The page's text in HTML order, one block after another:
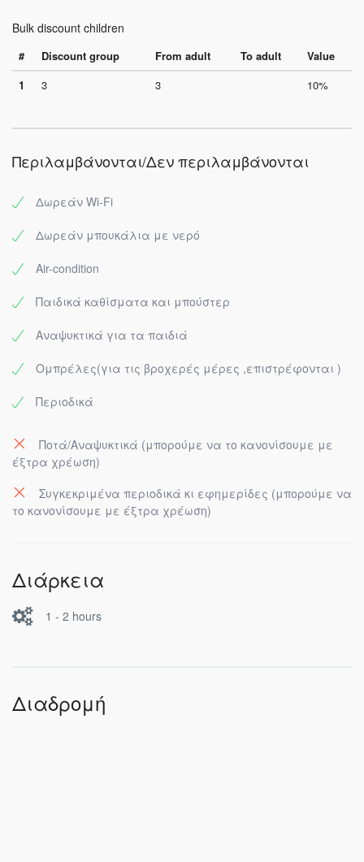
Bulk discount children
# Discount group From adult To adult
Value
1
3 3 10%
Περιλαμβάνονται/Δεν περιλαμβάνονται
Δωρεάν Wi-Fi
Δωρεάν μπουκάλια με νερό
Air-condition
Παιδικά καθίσματα και μπούστερ
Αναψυκτικά για τα παιδιά
Ομπρέλες(για τις βροχερές μέρες ,επιστρέφονται )
Περιοδικά
Ποτά/Αναψυκτικά (μπορούμε να το κανονίσουμε με
έξτρα χρέωση)
Συγκεκριμένα περιοδικά κι εφημερίδες (μπορούμε να
το κανονίσουμε με έξτρα χρέωση)
Διάρκεια
1 - 2 hours
Διαδρομή